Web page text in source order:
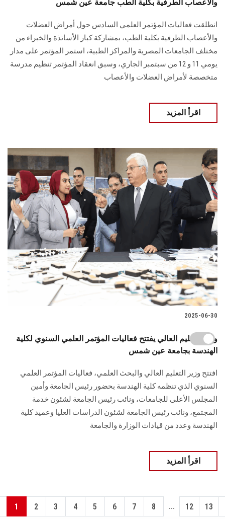
والأعصاب الطرفية بكلية الطب جامعة عين شمس
انطلقت فعاليات المؤتمر العلمي السادس حول أمراض العضلات
والأعصاب الطرفية بكلية الطب، بمشاركة كبار الأساتذة والخبراء من
مختلف الجامعات المصرية والمراكز الطبية، استمر المؤتمر على مدار
يومي 11 و 12 من سبتمبر الجاري، وسبق انعقاد المؤتمر تنظيم مدرسة
متخصصة لأمراض العضلات والأعصاب
اقرأ المزيد
2025-06-30
وزير التعليم العالي يفتتح فعاليات المؤتمر العلمي السنوي لكلية
الهندسة بجامعة عين شمس
افتتح وزير التعليم العالي والبحث العلمي، فعاليات المؤتمر العلمي
السنوي الذي تنظمه كلية الهندسة بحضور رئيس الجامعة وأمين
المجلس الأعلى للجامعات، ونائب رئيس الجامعة لشئون خدمة
المجتمع، ونائب رئيس الجامعة لشئون الدراسات العليا وعميد كلية
الهندسة وعدد من قيادات الوزارة والجامعة
اقرأ المزيد
1 2 3 4 5 6 7 8 ... 12 13